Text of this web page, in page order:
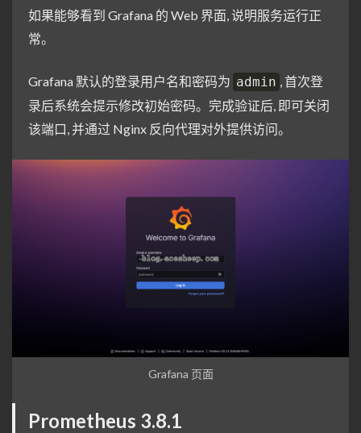
如果能够看到 Grafana 的 Web 界面, 说明服务运行正
常。
Grafana 默认的登录用户名和密码为 admin , 首次登
录后系统会提示修改初始密码。完成验证后, 即可关闭
该端口, 并通过 Nginx 反向代理对外提供访问。
Grafana 页面
Prometheus 3.8.1